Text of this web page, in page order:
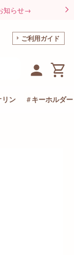
知らせ→
ご利用ガイド
リン キーホルダー